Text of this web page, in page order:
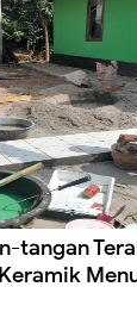
tangan